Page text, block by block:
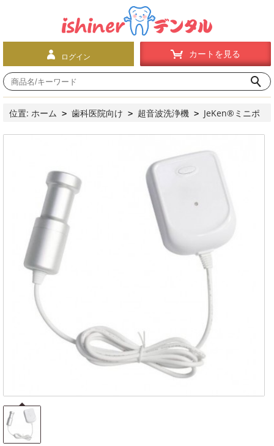
ログイン カートを見る
位置: ホーム > 歯科医院向け > 超音波洗浄機 > JeKen®ミニポ